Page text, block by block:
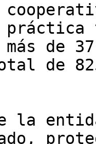
práctica
de
de
la